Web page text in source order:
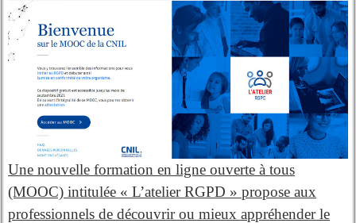
Une nouvelle formation en ligne ouverte à tous
(MOOC) intitulée « L’atelier RGPD » propose aux
professionnels de découvrir ou mieux appréhender le